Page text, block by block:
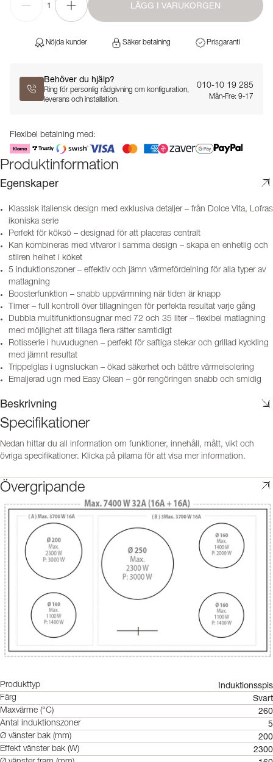
1 LÄGG I VARUKORGEN
Nöjda kunder Säker betalning Prisgaranti
Behöver du hjälp?
Ring för personlig rådgivning om konfiguration,
leverans och installation.
010-10 19 285
Mån-Fre: 9-17
Flexibel betalning med:
Produktinformation
Egenskaper
Klassisk italiensk design med exklusiva detaljer – från Dolce Vita, Lofras
ikoniska serie
Perfekt för köksö – designad för att placeras centralt
Kan kombineras med vitvaror i samma design – skapa en enhetlig och
stilren helhet i köket
5 induktionszoner – effektiv och jämn värmefördelning för alla typer av
matlagning
Boosterfunktion – snabb uppvärmning när tiden är knapp
Timer – full kontroll över tillagningen för perfekta resultat varje gång
Dubbla multifunktionsugnar med 72 och 35 liter – flexibel matlagning
med möjlighet att tillaga flera rätter samtidigt
Rotisserie i huvudugnen – perfekt för saftiga stekar och grillad kyckling
med jämnt resultat
Trippelglas i ugnsluckan – ökad säkerhet och bättre värmeisolering
Emaljerad ugn med Easy Clean – gör rengöringen snabb och smidig
Beskrivning
Specifikationer
Nedan hittar du all information om funktioner, innehåll, mått, vikt och
övriga specifikationer. Klicka på pilarna för att visa mer information.
Övergripande
Produkttyp Induktionsspis
Färg Svart
Maxvärme (°C) 260
Antal induktionszoner 5
Ø vänster bak (mm) 200
Effekt vänster bak (W) 2300